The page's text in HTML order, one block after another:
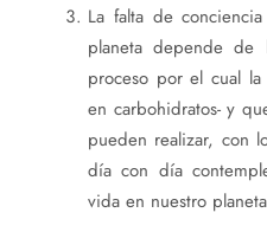
La falta de
planeta depende de
proceso por el cual
en carbohidratos- y
pueden realizar, con
día con día
vida en nuestro